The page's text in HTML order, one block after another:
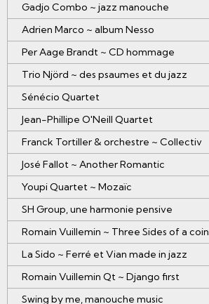
Gadjo Combo ~ jazz manouche
Adrien Marco ~ album Nesso
Per Aage Brandt ~ CD hommage
Trio Njörd ~ des psaumes et du jazz
Sénécio Quartet
Jean-Phillipe O'Neill Quartet
Franck Tortiller & orchestre ~ Collectiv
José Fallot ~ Another Romantic
Youpi Quartet ~ Mozaïc
SH Group, une harmonie pensive
Romain Vuillemin ~ Three Sides of a coin
La Sido ~ Ferré et Vian made in jazz
Romain Vuillemin Qt ~ Django first
Swing by me, manouche music